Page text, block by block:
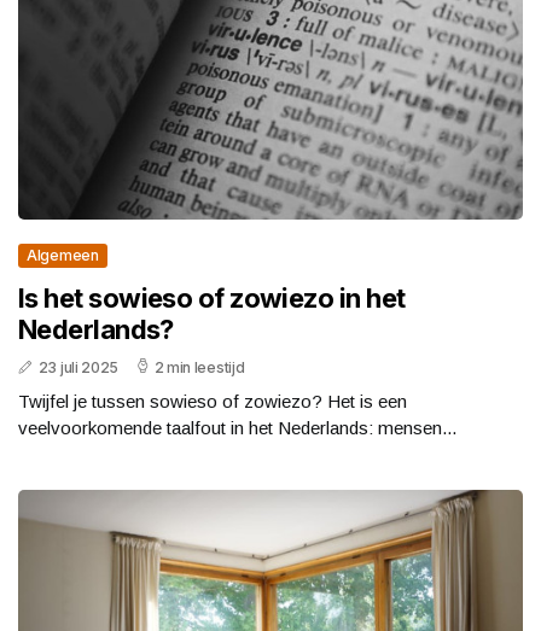
Algemeen
Is het sowieso of zowiezo in het
Nederlands?
23 juli 2025 2 min leestijd
Twijfel je tussen sowieso of zowiezo? Het is een
veelvoorkomende taalfout in het Nederlands: mensen...